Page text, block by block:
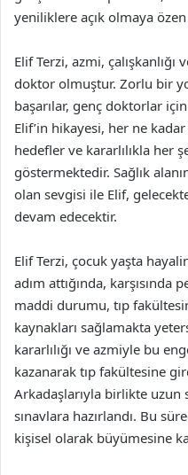
yeniliklere açık olmaya
Elif Terzi, azmi,
doktor olmuştur. Zorlu bir
başarılar, genç doktorlar
Elif’in hikayesi, her ne
hedefler ve kararlılıkla her
göstermektedir. Sağlık
olan sevgisi ile Elif,
devam edecektir.
Elif Terzi, çocuk yaşta
adım attığında,
maddi durumu, tıp
kaynakları sağlamakta
kararlılığı ve azmiyle bu
kazanarak tıp fakültesine
Arkadaşlarıyla birlikte uzun
sınavlara hazırlandı. Bu
kişisel olarak büyümesine